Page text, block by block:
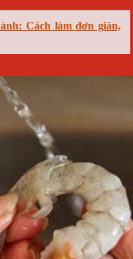
Cách làm đơn giản,